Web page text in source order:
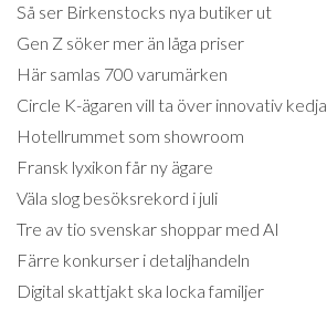
Så ser Birkenstocks nya butiker ut
Gen Z söker mer än låga priser
Här samlas 700 varumärken
Circle K-ägaren vill ta över innovativ kedja
Hotellrummet som showroom
Fransk lyxikon får ny ägare
Väla slog besöksrekord i juli
Tre av tio svenskar shoppar med AI
Färre konkurser i detaljhandeln
Digital skattjakt ska locka familjer